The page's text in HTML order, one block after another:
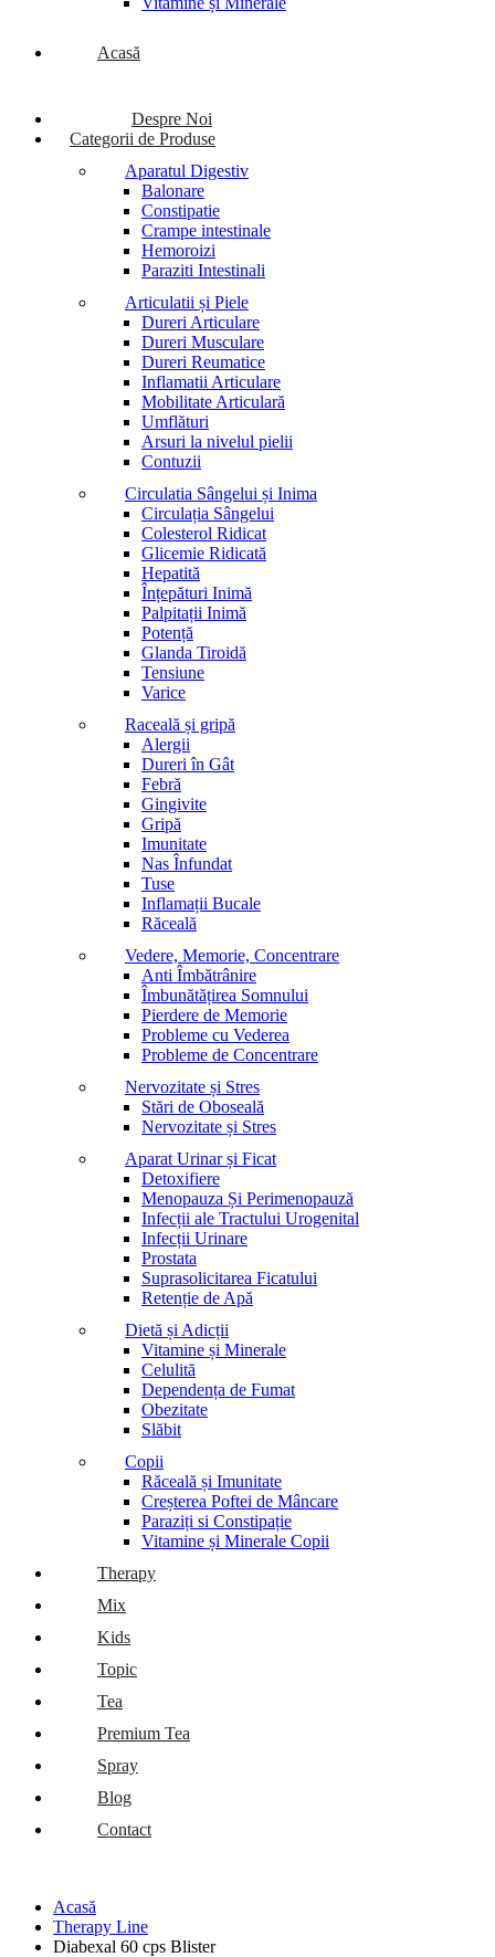
Acasă
Despre Noi
Categorii de Produse
Aparatul Digestiv
Balonare
Constipatie
Crampe intestinale
Hemoroizi
Paraziti Intestinali
Articulatii și Piele
Dureri Articulare
Dureri Musculare
Dureri Reumatice
Inflamatii Articulare
Mobilitate Articulară
Umflături
Arsuri la nivelul pielii
Contuzii
Circulatia Sângelui și Inima
Circulația Sângelui
Colesterol Ridicat
Glicemie Ridicată
Hepatită
Înțepături Inimă
Palpitații Inimă
Potență
Glanda Tiroidă
Tensiune
Varice
Raceală și gripă
Alergii
Dureri în Gât
Febră
Gingivite
Gripă
Imunitate
Nas Înfundat
Tuse
Inflamații Bucale
Răceală
Vedere, Memorie, Concentrare
Anti Îmbătrânire
Îmbunătățirea Somnului
Pierdere de Memorie
Probleme cu Vederea
Probleme de Concentrare
Nervozitate și Stres
Stări de Oboseală
Nervozitate și Stres
Aparat Urinar și Ficat
Detoxifiere
Menopauza Și Perimenopauză
Infecții ale Tractului Urogenital
Infecții Urinare
Prostata
Suprasolicitarea Ficatului
Retenție de Apă
Dietă și Adicții
Vitamine și Minerale
Celulită
Dependența de Fumat
Obezitate
Slăbit
Copii
Răceală și Imunitate
Creșterea Poftei de Mâncare
Paraziți si Constipație
Vitamine și Minerale Copii
Therapy
Mix
Kids
Topic
Tea
Premium Tea
Spray
Blog
Contact
Acasă
Therapy Line
Diabexal 60 cps Blister